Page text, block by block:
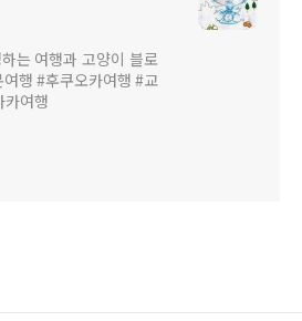
는 여행과 고양이 블로
행 #후쿠오카여행 #교
카여행